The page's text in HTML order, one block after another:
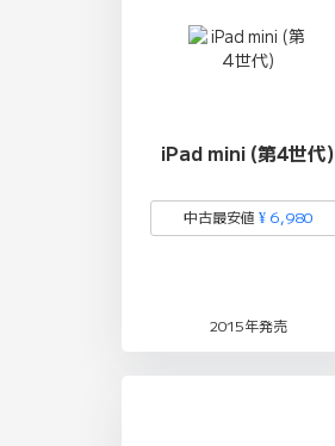
iPad mini (第4世代)
中古最安値 ¥ 6,980
2015年発売